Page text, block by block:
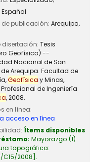
Español
de publicación: Arequipa,
disertación: Tesis
Geofísico) --
Nacional de San
Arequipa. Facultad de
Geofísica y Minas,
de Ingeniería
, 2008.
en línea:
acceso en línea
Ítems disponibles
Mayorazgo (1)
topográfica:
C15/2008 .